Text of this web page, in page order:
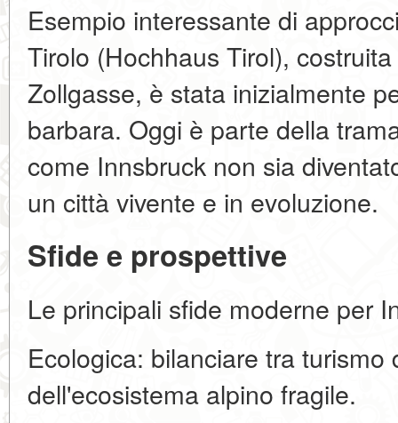
Esempio interessante di
Tirolo (Hochhaus Tirol),
Zollgasse, è stata inizialmente
barbara. Oggi è parte della
come Innsbruck non sia
un città vivente e in evoluzione.
Sfide e prospettive
Le principali sfide moderne per
Ecologica: bilanciare tra
dell'ecosistema alpino fragile.